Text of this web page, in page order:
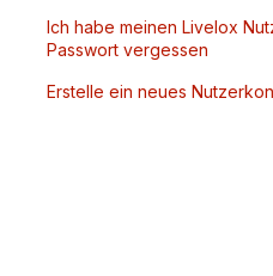
Ich habe meinen Livelox
Passwort vergessen
Erstelle ein neues